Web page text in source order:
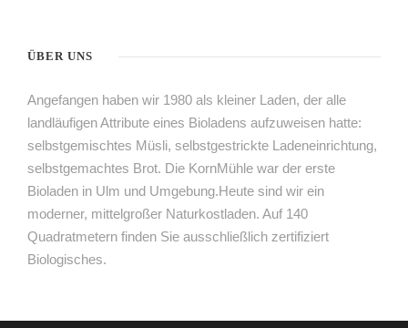
ÜBER UNS
Angefangen haben wir 1980 als kleiner Laden, der alle
landläufigen Attribute eines Bioladens aufzuweisen hatte:
selbstgemischtes Müsli, selbstgestrickte Ladeneinrichtung,
selbstgemachtes Brot. Die KornMühle war der erste
Bioladen in Ulm und Umgebung.Heute sind wir ein
moderner, mittelgroßer Naturkostladen. Auf 140
Quadratmetern finden Sie ausschließlich zertifiziert
Biologisches.